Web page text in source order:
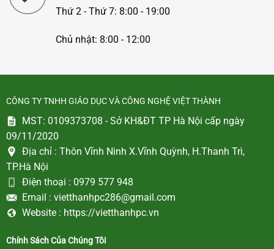
Thứ 2 - Thứ 7: 8:00 - 19:00
Chủ nhật: 8:00 - 12:00
CÔNG TY TNHH GIÁO DỤC VÀ CÔNG NGHỆ VIỆT THÀNH
MST: 0109373708 - Sở KH&ĐT TP Hà Nội cấp ngày
09/11/2020
Địa chỉ : Thôn Vĩnh Ninh X.Vĩnh Quỳnh, H.Thanh Trì,
TP.Hà Nội
Điện thoại : 0979 577 948
Email : vietthanhpc286@gmail.com
Website : https://vietthanhpc.vn
Chính Sách Của Chúng Tôi